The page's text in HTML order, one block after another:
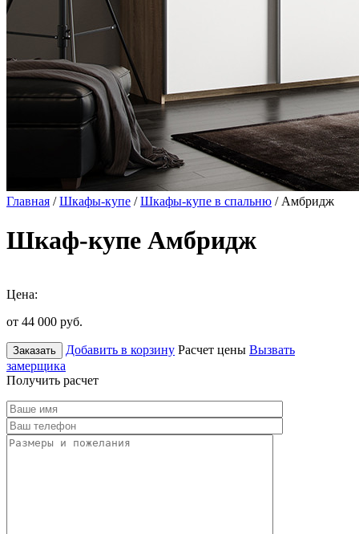
Главная /Шкафы-купе /Шкафы-купе в спальню / Амбридж
Шкаф-купе Амбридж
Цена:
от 44 000 руб.
Заказать Добавить в корзину Расчет цены Вызвать
замерщика
Получить расчет